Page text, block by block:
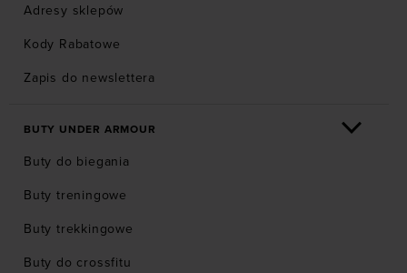
Adresy sklepów
Kody Rabatowe
Zapis do newslettera
BUTY UNDER ARMOUR
Buty do biegania
Buty treningowe
Buty trekkingowe
Buty do crossfitu